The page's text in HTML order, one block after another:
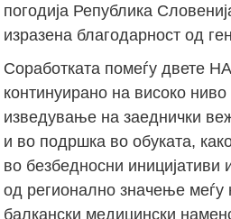
погодија Република
изразена благодарност од
Соработката помеѓу двете
континуирано на високо
изведување на заеднички
и во подршка во обуката,
во безбедносни иницијативи
од регионално значење меѓу
балкански медицински